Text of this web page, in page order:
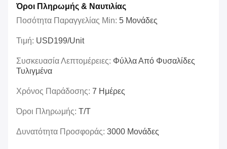
Όροι Πληρωμής & Ναυτιλίας
Ποσότητα Παραγγελίας Min: 5 Μονάδες
Τιμή: USD199/unit
Συσκευασία Λεπτομέρειες: Φύλλα Από Φυσαλίδες
Τυλιγμένα
Χρόνος Παράδοσης: 7 Ημέρες
Όροι Πληρωμής: Τ/Τ
Δυνατότητα Προσφοράς: 3000 Μονάδες